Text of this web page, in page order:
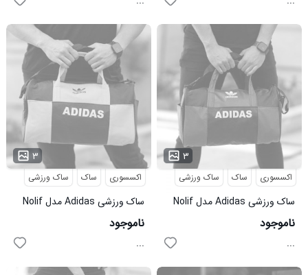
۳
اکسسوری ساک ساک ورزشی
ساک ورزشی Adidas مدل Nolif
زرد
ناموجود
...
۳
اکسسوری ساک ساک ورزشی
ساک ورزشی Adidas مدل Nolif
قرمز
ناموجود
...